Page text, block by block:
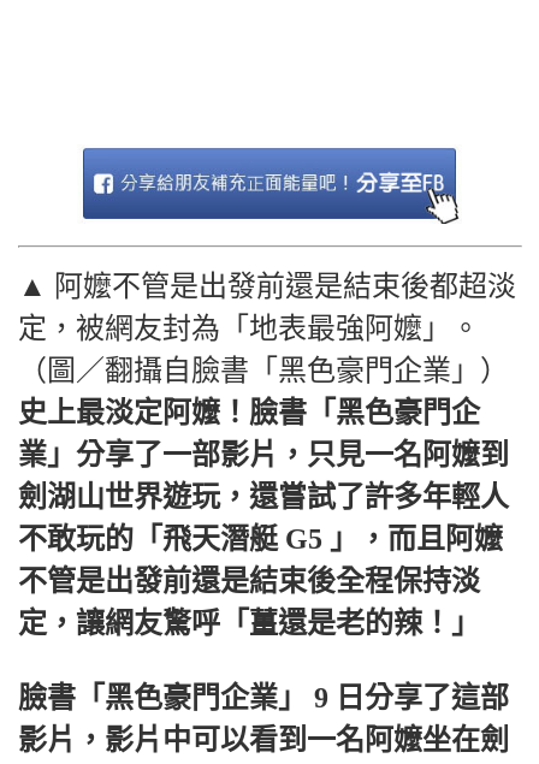
▲ 阿嬤不管是出發前還是結束後都超淡
定，被網友封為「地表最強阿嬤」。
（圖／翻攝自臉書「黑色豪門企業」）
史上最淡定阿嬤！臉書「黑色豪門企
業」分享了一部影片，只見一名阿嬤到
劍湖山世界遊玩，還嘗試了許多年輕人
不敢玩的「飛天潛艇 G5 」，而且阿嬤
不管是出發前還是結束後全程保持淡
定，讓網友驚呼「薑還是老的辣！」
臉書「黑色豪門企業」 9 日分享了這部
影片，影片中可以看到一名阿嬤坐在劍